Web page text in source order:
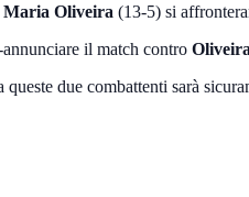
Maria Oliveira (13-5) si
il match contro Oliveira
due combattenti sarà